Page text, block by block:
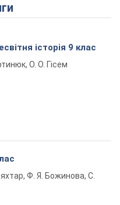
Video
історія 9 клас
О. О. Гісем
Ф. Я. Божинова, С.